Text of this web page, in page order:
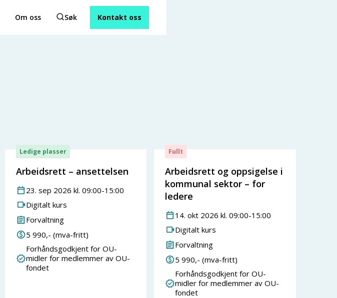
Om oss Søk Kontakt oss
Ledige plasser
Arbeidsrett – ansettelsen
23. sep 2026 kl. 09:00-15:00
Digitalt kurs
Forvaltning
5 990,- (mva-fritt)
Forhåndsgodkjent for OU-
midler for medlemmer av OU-
fondet
Fullt
Arbeidsrett og oppsigelse i
kommunal sektor – for
ledere
14.okt 2026 kl.09:00-15:00
Digitalt kurs
Forvaltning
5 990,- (mva-fritt)
Forhåndsgodkjent for OU-
midler for medlemmer av OU-
fondet